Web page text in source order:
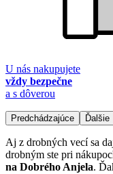
U nás nakupujete
vždy bezpečne
a s dôverou
Predchádzajúce Ďalšie
Aj z drobných vecí sa
drobným ste pri
na Dobrého Anjela.